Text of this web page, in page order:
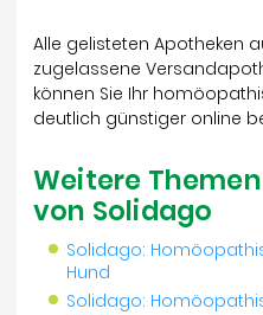
Alle gelisteten Apotheken
zugelassene
können Sie Ihr
deutlich günstiger online
Weitere
von Solidago
Solidago:
Hund
Solidago: